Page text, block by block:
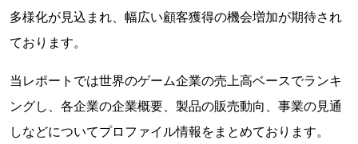
多様化が見込まれ、幅広い顧客獲得の機会増加が期待され
ております。
当レポートでは世界のゲーム企業の売上高ベースでランキ
ングし、各企業の企業概要、製品の販売動向、事業の見通
しなどについてプロファイル情報をまとめております。